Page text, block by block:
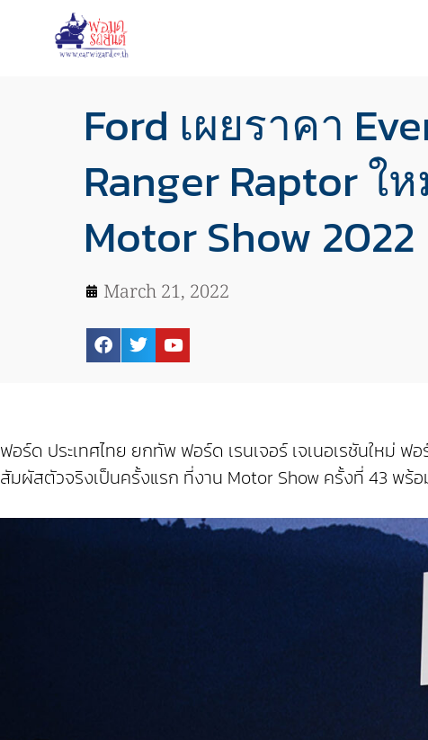
Ford เผยราคา
Ranger Raptor ใ
Motor Show 2022
March 21, 2022
ฟอร์ด ประเทศไทย ยกทัพ ฟอร์ด เรนเจอร์ เจเนอเรชันใหม่ ฟอ
สัมผัสตัวจริงเป็นครั้งแรก ที่งาน Motor Show ครั้งที่ 43 พร้